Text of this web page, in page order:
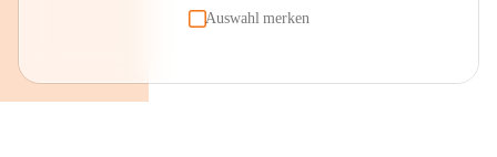
Auswahl merken